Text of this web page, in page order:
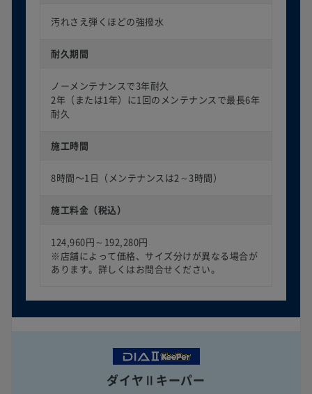
汚れさえ弾くほどの強撥水
耐久期間
ノーメンテナンスで3年耐久
2年（または1年）に1回のメンテナンスで最長6年
耐久
施工時間
8時間〜1日（メンテナンスは2～3時間）
施工料金（税込）
124,960円～192,280円
※店舗によって価格、サイズ分けが異なる場合が
あります。詳しくはお問合せください。
ダイヤⅡキーパー